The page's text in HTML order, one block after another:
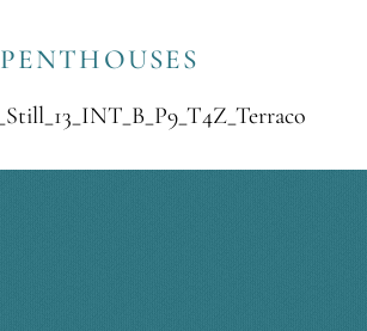
PENTHOUSES